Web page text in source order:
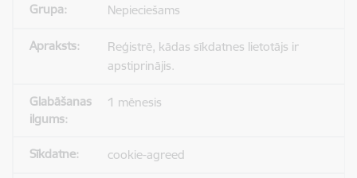
Nepieciešams
Reģistrē, kādas sīkdatnes lietotājs ir
apstiprinājis.
1 mēnesis
cookie-agreed